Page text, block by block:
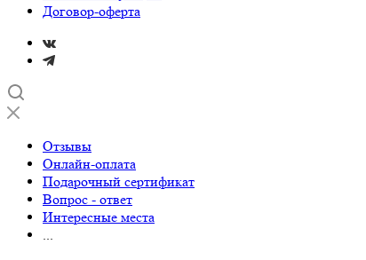
Договор-оферта
Отзывы
Онлайн-оплата
Подарочный сертификат
Вопрос - ответ
Интересные места
...